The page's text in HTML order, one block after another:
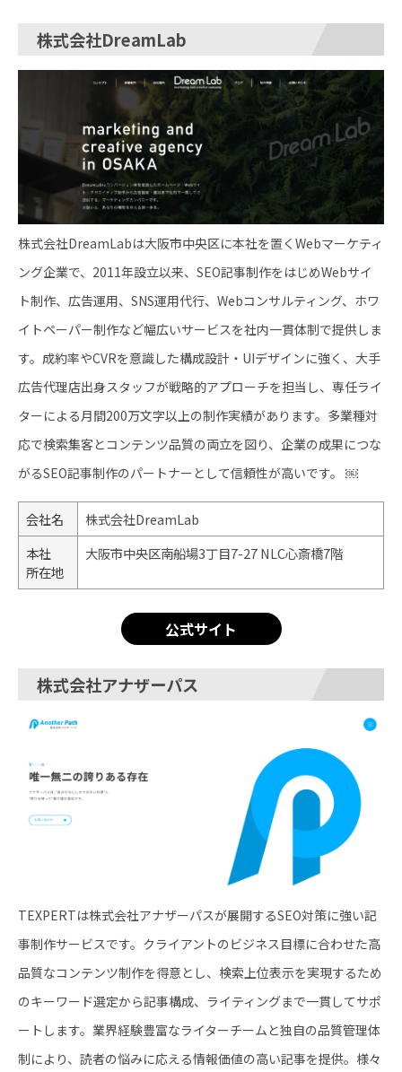
株式会社DreamLab
株式会社DreamLabは大阪市中央区に本社を置くWebマーケティ
ング企業で、2011年設立以来、SEO記事制作をはじめWebサイ
ト制作、広告運用、SNS運用代行、Webコンサルティング、ホワ
イトペーパー制作など幅広いサービスを社内一貫体制で提供しま
す。成約率やCVRを意識した構成設計・UIデザインに強く、大手
広告代理店出身スタッフが戦略的アプローチを担当し、専任ライ
ターによる月間200万文字以上の制作実績があります。多業種対
応で検索集客とコンテンツ品質の両立を図り、企業の成果につな
がるSEO記事制作のパートナーとして信頼性が高いです。 ￼
会社名
株式会社DreamLab
本社
所在地
大阪市中央区南船場3丁目7-27 NLC心斎橋7階
公式サイト
株式会社アナザーパス
TEXPERTは株式会社アナザーパスが展開するSEO対策に強い記
事制作サービスです。クライアントのビジネス目標に合わせた高
品質なコンテンツ制作を得意とし、検索上位表示を実現するため
のキーワード選定から記事構成、ライティングまで一貫してサポ
ートします。業界経験豊富なライターチームと独自の品質管理体
制により、読者の悩みに応える情報価値の高い記事を提供。様々